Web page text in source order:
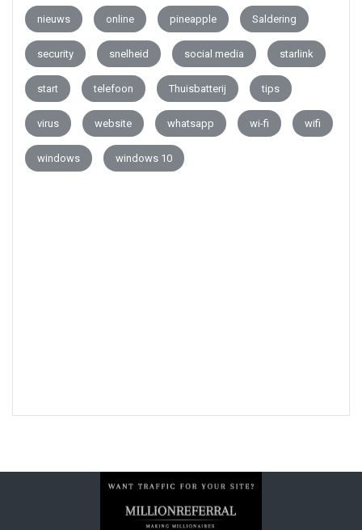
nieuws online pineapple Saldering
security snelheid social media starlink
start telefoon Thuisbatterij tips
virus website whatsapp wi-fi wifi
windows windows 10